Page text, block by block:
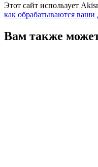
Этот сайт использует
как обрабатываются
Вам также